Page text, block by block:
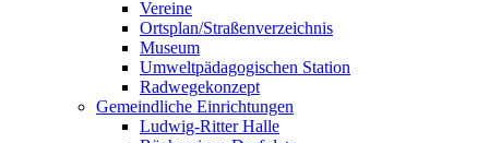
Vereine
Ortsplan/Straßenverzeichnis
Museum
Umweltpädagogischen Station
Radwegekonzept
Gemeindliche Einrichtungen
Ludwig-Ritter Halle